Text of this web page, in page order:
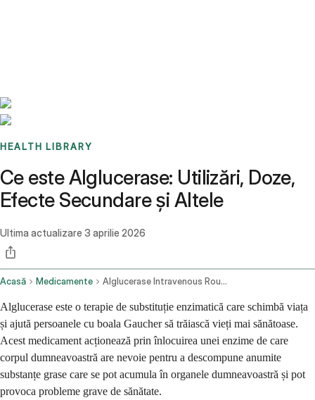
HEALTH LIBRARY
Ce este Alglucerase: Utilizări, Doze,
Efecte Secundare și Altele
Ultima actualizare 3 aprilie 2026
Acasă Medicamente Alglucerase Intravenous Route
Alglucerase este o terapie de substituție enzimatică care schimbă viața
și ajută persoanele cu boala Gaucher să trăiască vieți mai sănătoase.
Acest medicament acționează prin înlocuirea unei enzime de care
corpul dumneavoastră are nevoie pentru a descompune anumite
substanțe grase care se pot acumula în organele dumneavoastră și pot
provoca probleme grave de sănătate.